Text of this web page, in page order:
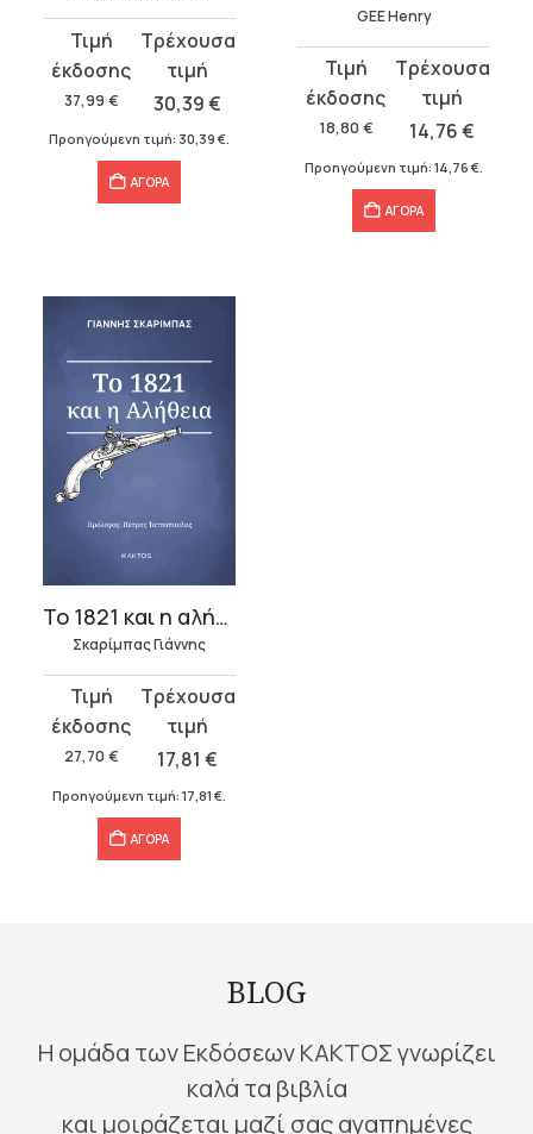
37,99 €
Original
price
was:
37,99 €.
30,39€
τρέχουσα
τιμή
είναι:
30,39 €.
Προηγούμενη τιμή: 30,39 €.
ΑΓΟΡΑ
GEE Henry
18,80 €
Original
price
was:
18,80 €.
14,76€
τρέχουσα
τιμή
14,76 €.
Προηγούμενη τιμή: 14,76 €
ΑΓΟΡΑ
Το 1821 και η αλήθεια
Σκαρίμπας Γιάννης
27,70 €
Original
price
was:
27,70 €.
17,81 €
τρέχουσα
τιμή
17,81 €.
Προηγούμενη τιμή: 17,81 €
ΑΓΟΡΑ
BLOG
Η ομάδα των Εκδόσεων ΚΑΚΤΟΣ γνωρίζει
καλά τα βιβλία
και μοιράζεται μαζί σας αγαπημένες